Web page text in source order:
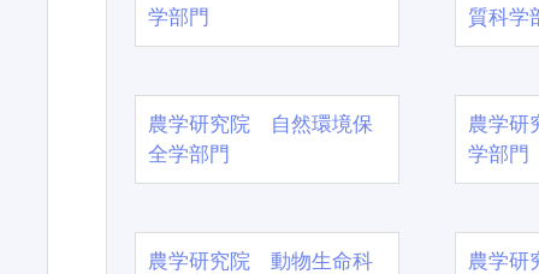
学部門
質科学
農学研究院 自然環境保
全学部門
農学
学部門
農学研究院 動物生命科
農学